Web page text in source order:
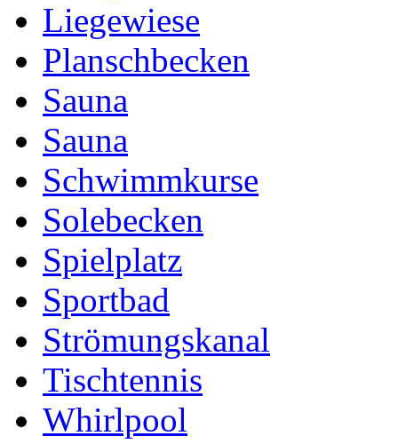
Liegewiese
Planschbecken
Sauna
Sauna
Schwimmkurse
Solebecken
Spielplatz
Sportbad
Strömungskanal
Tischtennis
Whirlpool